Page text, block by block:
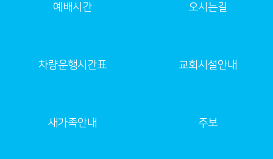
예배시간 오시는길
차량운행시간표 교회시설안내
새가족안내 주보